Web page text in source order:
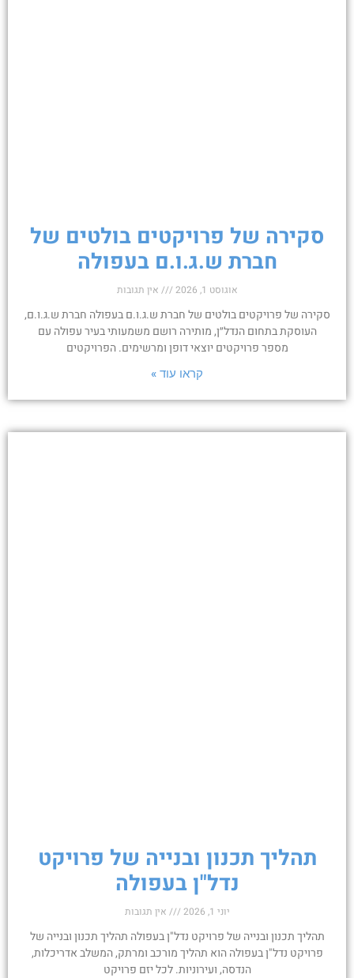
סקירה של פרויקטים בולטים של
חברת ש.ג.ו.ם בעפולה
אוגוסט 1, 2026 אין תגובות
סקירה של פרויקטים בולטים של חברת ש.ג.ו.ם בעפולה חברת ש.ג.ו.ם,
העוסקת בתחום הנדל״ן, מותירה רושם משמעותי בעיר עפולה עם
מספר פרויקטים יוצאי דופן ומרשימים. הפרויקטים
קראו עוד »
תהליך תכנון ובנייה של פרויקט
נדל"ן בעפולה
יוני 1, 2026 אין תגובות
תהליך תכנון ובנייה של פרויקט נדל"ן בעפולה תהליך תכנון ובנייה של
פרויקט נדל"ן בעפולה הוא תהליך מורכב ומרתק, המשלב אדריכלות,
הנדסה, ועירוניות. לכל יזם פרויקט